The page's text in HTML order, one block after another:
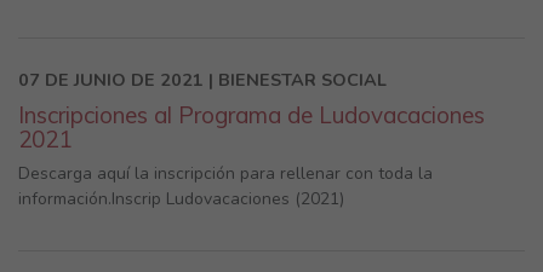
07 DE JUNIO DE 2021 | BIENESTAR SOCIAL
Inscripciones al Programa de Ludovacaciones
2021
Descarga aquí la inscripción para rellenar con toda la
información.Inscrip Ludovacaciones (2021)